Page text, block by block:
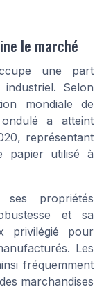
le marché
une part
Selon
mondiale de
a atteint
représentant
papier utilisé à
ses propriétés
et sa
privilégié pour
Les
fréquemment
marchandises